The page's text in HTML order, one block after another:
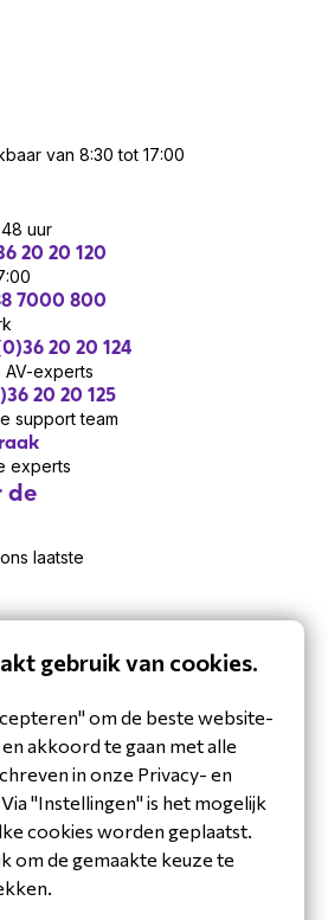
van 8:30 tot 17:00
uur
20 20 120
7000 800
20 20 124
experts
20 20 125
support team
experts
de
laatste
branche
service- en
gebruik van cookies.
om de beste website-
akkoord te gaan met alle
in onze Privacy- en
"Instellingen" is het mogelijk
cookies worden geplaatst.
om de gemaakte keuze te